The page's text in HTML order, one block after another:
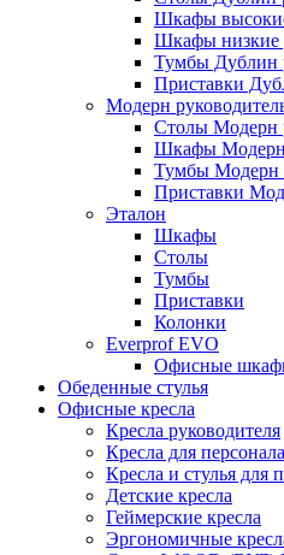
Шкафы
Шкафы низкие
Тумбы Дублин
Приставки
Модерн
Столы Модерн
Шкафы Модерн
Тумбы Модерн
Приставки
Эталон
Шкафы
Столы
Тумбы
Приставки
Колонки
Everprof EVO
Офисные
Обеденные стулья
Офисные кресла
Кресла руководителя
Кресла для персонала
Кресла и стулья для
Детские кресла
Геймерские кресла
Эргономичные